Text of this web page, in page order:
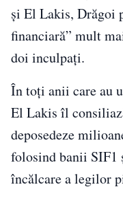
și El Lakis, Drăgoi
financiară” mult
doi inculpați.
În toți anii care au
El Lakis îl
deposedeze
folosind banii SIF1
încălcare a legilor